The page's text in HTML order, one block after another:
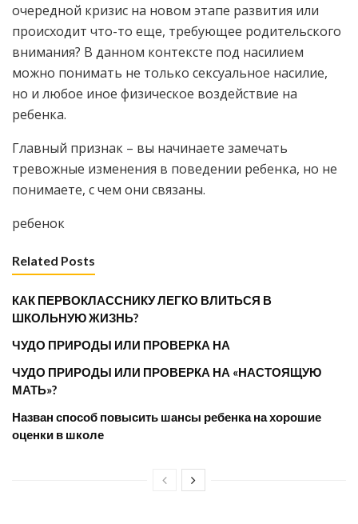
очередной кризис на новом этапе развития или
происходит что-то еще, требующее родительского
внимания? В данном контексте под насилием
можно понимать не только сексуальное насилие,
но и любое иное физическое воздействие на
ребенка.
Главный признак – вы начинаете замечать
тревожные изменения в поведении ребенка, но не
понимаете, с чем они связаны.
ребенок
Related Posts
КАК ПЕРВОКЛАССНИКУ ЛЕГКО ВЛИТЬСЯ В
ШКОЛЬНУЮ ЖИЗНЬ?
ЧУДО ПРИРОДЫ ИЛИ ПРОВЕРКА НА
ЧУДО ПРИРОДЫ ИЛИ ПРОВЕРКА НА «НАСТОЯЩУЮ
МАТЬ»?
Назван способ повысить шансы ребенка на хорошие
оценки в школе